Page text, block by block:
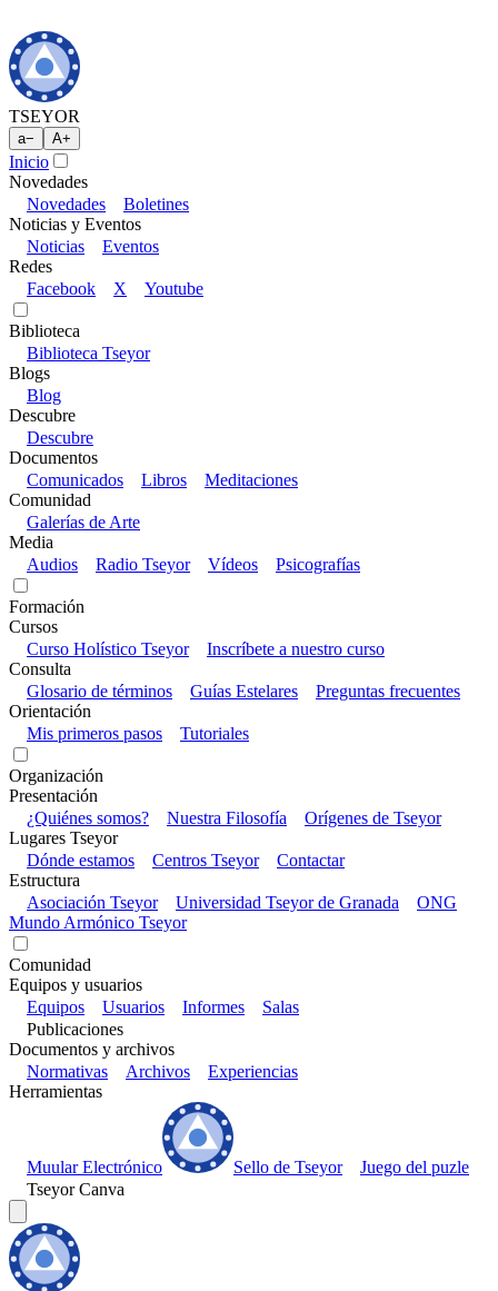
TSEYOR
a− A+
Inicio
Novedades
Novedades
Boletines
Noticias y Eventos
Noticias
Eventos
Redes
Facebook
X Youtube
Biblioteca
Biblioteca Tseyor
Blogs
Blog
Descubre
Descubre
Documentos
Comunicados
Libros
Meditaciones
Comunidad
Galerías de Arte
Media
Audios
Radio Tseyor Vídeos Psicografías
Formación
Cursos
Curso Holístico Tseyor
Inscríbete a nuestro curso
Consulta
Glosario de términos
Guías Estelares
Preguntas frecuentes
Orientación
Mis primeros pasos
Tutoriales
Organización
Presentación
¿Quiénes somos?
Nuestra Filosofía
Orígenes de Tseyor
Lugares Tseyor
Dónde estamos
Centros Tseyor
Contactar
Estructura
Asociación Tseyor
Universidad Tseyor de Granada
ONG
Mundo Armónico Tseyor
Comunidad
Equipos y usuarios
Equipos
Usuarios Informes
Salas
Publicaciones
Documentos y archivos
Normativas
Archivos
Experiencias
Herramientas
Muular Electrónico Sello de Tseyor
Juego del puzle
Tseyor Canva